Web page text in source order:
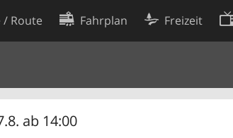
/ Route Fahrplan Freizeit
ab 14:00
Cookie-Einstellungen